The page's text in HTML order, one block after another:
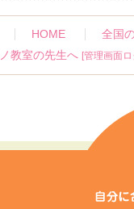
HOME 全国
教室の先生へ [管理画面